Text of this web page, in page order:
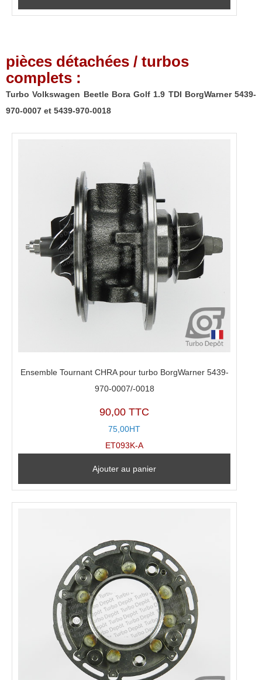
pièces détachées / turbos
complets :
Turbo Volkswagen Beetle Bora Golf 1.9 TDI BorgWarner 5439-
970-0007 et 5439-970-0018
Ensemble Tournant CHRA pour turbo BorgWarner 5439-
970-0007/-0018
90,00 TTC
75,00HT
ET093K-A
Ajouter au panier